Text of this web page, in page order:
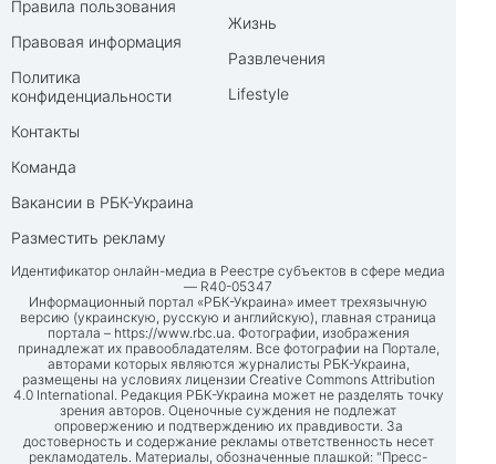
Правила пользования
Правовая информация
Политика
конфиденциальности
Контакты
Команда
Вакансии в РБК-Украина
Разместить рекламу
Жизнь
Развлечения
Lifestyle
Идентификатор онлайн-медиа в Реестре субъектов в сфере медиа
— R40-05347
Информационный портал «РБК-Украина» имеет трехязычную
версию (украинскую, русскую и английскую), главная страница
портала – https://www.rbc.ua. Фотографии, изображения
принадлежат их правообладателям. Все фотографии на Портале,
авторами которых являются журналисты РБК-Украина,
размещены на условиях лицензии Creative Commons Attribution
4.0 International. Редакция РБК-Украина может не разделять точку
зрения авторов. Оценочные суждения не подлежат
опровержению и подтверждению их правдивости. За
достоверность и содержание рекламы ответственность несет
рекламодатель. Материалы, обозначенные плашкой: "Пресс-